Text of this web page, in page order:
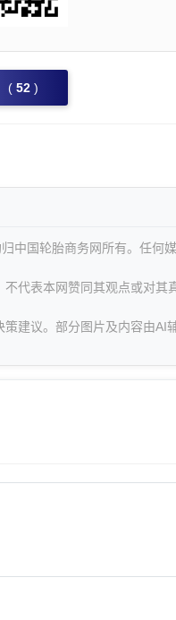
( 52 )
中国轮胎商务网所有。任何
代表本网赞同其观点或对其
建议。部分图片及内容由AI